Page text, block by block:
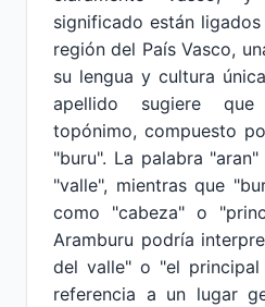
significado están
región del País Vasco,
su lengua y cultura
apellido sugiere
topónimo, compuesto
"buru". La palabra
"valle", mientras que
como "cabeza" o
Aramburu podría
del valle" o "el principal
referencia a un lugar